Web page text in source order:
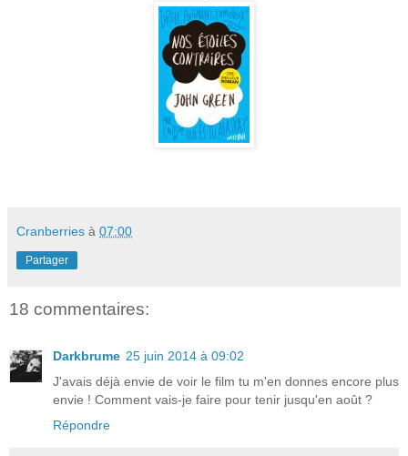
Cranberries à 07:00
Partager
18 commentaires:
Darkbrume 25 juin 2014 à 09:02
J'avais déjà envie de voir le film tu m'en donnes encore plus
envie ! Comment vais-je faire pour tenir jusqu'en août ?
Répondre